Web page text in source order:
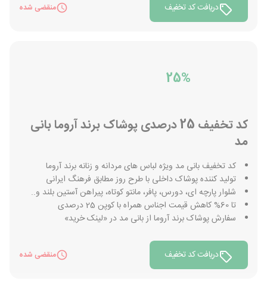
دریافت کد تخفیف
منقضی شده
25%
کد تخفیف 25 درصدی پوشاک برند آروما بانی
مد
کد تخفیف بانی مد ویژه لباس های مردانه و زنانه برند آروما
تولید کننده پوشاک داخلی با طرح روز مطابق فرهنگ ایرانی
شلوار پارچه ای، دورس، پافر، مانتو کوتاه، پیراهن آستین بلند و..
تا 60% کاهش قیمت اجناس همراه با کوپن 25 درصدی
سفارش پوشاک برند آروما از بانی مد در «لینک خرید»
دریافت کد تخفیف منقضی شده